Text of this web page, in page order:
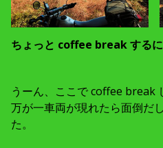
ちょっと coffee break するに
うーん、ここで coffee break
万が一車両が現れたら面倒だ
た。